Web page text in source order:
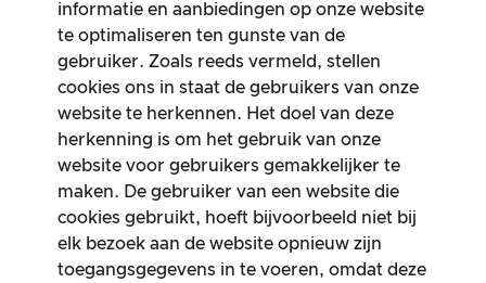
informatie en aanbiedingen op onze website
te optimaliseren ten gunste van de
gebruiker. Zoals reeds vermeld, stellen
cookies ons in staat de gebruikers van onze
website te herkennen. Het doel van deze
herkenning is om het gebruik van onze
website voor gebruikers gemakkelijker te
maken. De gebruiker van een website die
cookies gebruikt, hoeft bijvoorbeeld niet bij
elk bezoek aan de website opnieuw zijn
toegangsgegevens in te voeren, omdat deze